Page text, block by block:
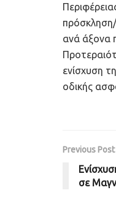
ανά άξονα
ενίσχυση
οδικής
Previous Post
σε